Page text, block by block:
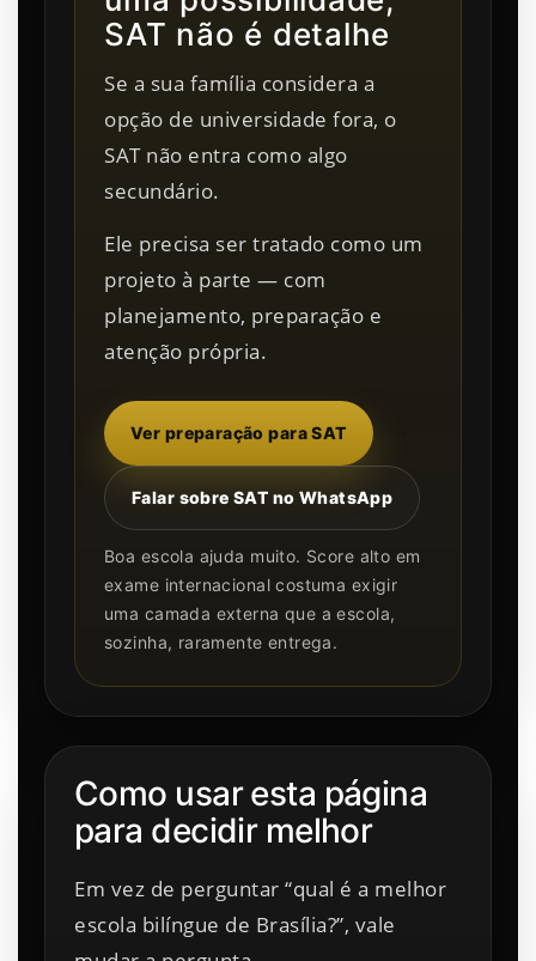
SAT não é detalhe
Se a sua família considera a
opção de universidade fora, o
SAT não entra como algo
secundário.
Ele precisa ser tratado como um
projeto à parte — com
planejamento, preparação e
atenção própria.
Ver preparação para SAT
Falar sobre SAT no WhatsApp
Boa escola ajuda muito. Score alto em
exame internacional costuma exigir
uma camada externa que a escola,
sozinha, raramente entrega.
Como usar esta página
para decidir melhor
Em vez de perguntar “qual é a melhor
escola bilíngue de Brasília?”, vale